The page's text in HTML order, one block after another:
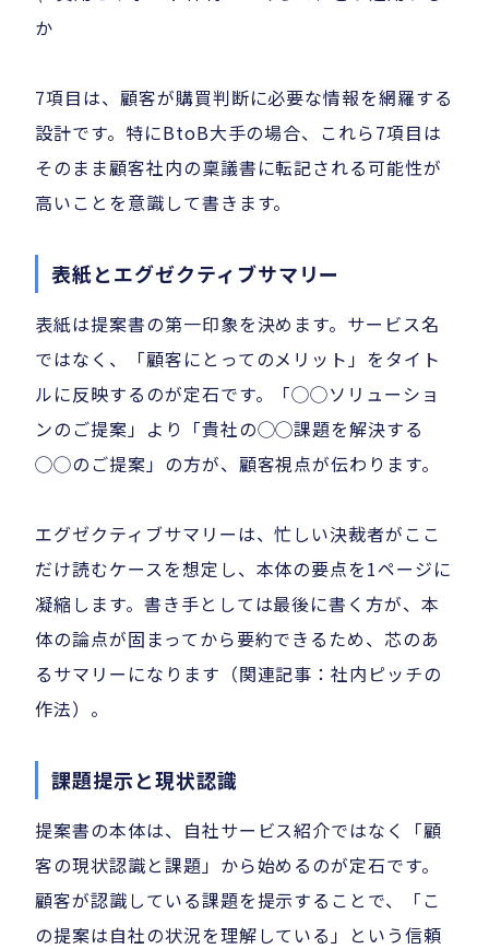
か
7項目は、顧客が購買判断に必要な情報を網羅する
設計です。特にBtoB大手の場合、これら7項目は
そのまま顧客社内の稟議書に転記される可能性が
高いことを意識して書きます。
表紙とエグゼクティブサマリー
表紙は提案書の第一印象を決めます。サービス名
ではなく、「顧客にとってのメリット」をタイト
ルに反映するのが定石です。「◯◯ソリューショ
ンのご提案」より「貴社の◯◯課題を解決する
◯◯のご提案」の方が、顧客視点が伝わります。
エグゼクティブサマリーは、忙しい決裁者がここ
だけ読むケースを想定し、本体の要点を1ページに
凝縮します。書き手としては最後に書く方が、本
体の論点が固まってから要約できるため、芯のあ
るサマリーになります（関連記事：社内ピッチの
作法）。
課題提示と現状認識
提案書の本体は、自社サービス紹介ではなく「顧
客の現状認識と課題」から始めるのが定石です。
顧客が認識している課題を提示することで、「こ
の提案は自社の状況を理解している」という信頼